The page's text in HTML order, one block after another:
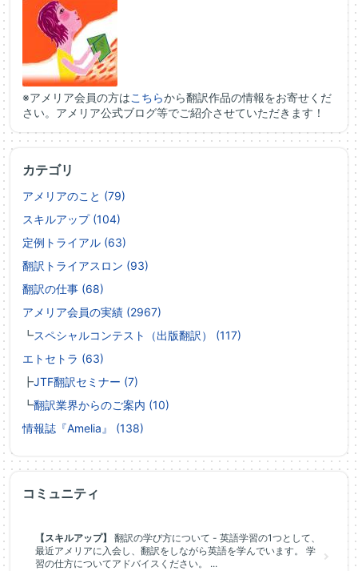
※アメリア会員の方はこちらから翻訳作品の情報をお寄せくだ
さい。アメリア公式ブログ等でご紹介させていただきます！
カテゴリ
アメリアのこと (79)
スキルアップ (104)
定例トライアル (63)
翻訳トライアスロン (93)
翻訳の仕事 (68)
アメリア会員の実績 (2967)
┗スペシャルコンテスト（出版翻訳） (117)
エトセトラ (63)
┣JTF翻訳セミナー (7)
┗翻訳業界からのご案内 (10)
情報誌『Amelia』 (138)
コミュニティ
【スキルアップ】
翻訳の学び方について - 英語学習の1つとして、
最近アメリアに入会し、翻訳をしながら英語を学んでいます。 学
習の仕方についてアドバイスください。 ...